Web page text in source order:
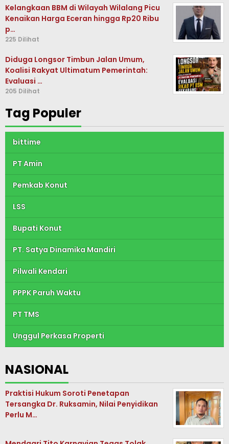
Kelangkaan BBM di Wilayah Wilalang Picu
Kenaikan Harga Eceran hingga Rp20 Ribu
p…
225 Dilihat
Diduga Longsor Timbun Jalan Umum,
Koalisi Rakyat Ultimatum Pemerintah:
Evaluasi …
205 Dilihat
Tag Populer
bittime
PT Amin
Pemkab Konut
LSS
Bupati Konut
PT. Satya Dinamika Mandiri
Pilwali Kendari
PPPK Paruh Waktu
PT TMS
Unggul Perkasa Properti
NASIONAL
Praktisi Hukum Soroti Penetapan
Tersangka Dr. Ruksamin, Nilai Penyidikan
Perlu M…